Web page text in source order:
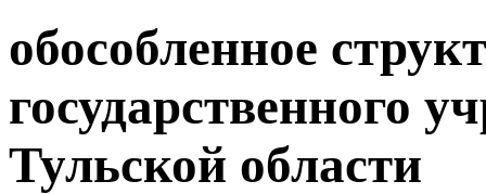
обособленное
государственного
Тульской области